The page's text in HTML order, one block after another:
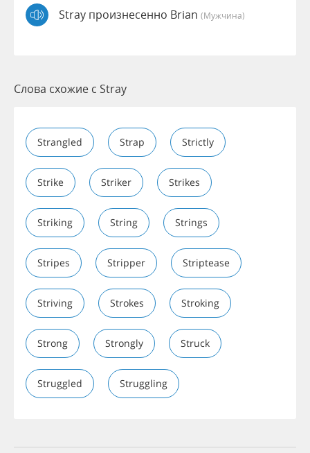
Stray произнесенно Brian (мужчина)
Слова схожие с Stray
Strangled Strap Strictly
Strike Striker Strikes
Striking String Strings
Stripes Stripper Striptease
Striving Strokes Stroking
Strong Strongly Struck
Struggled Struggling